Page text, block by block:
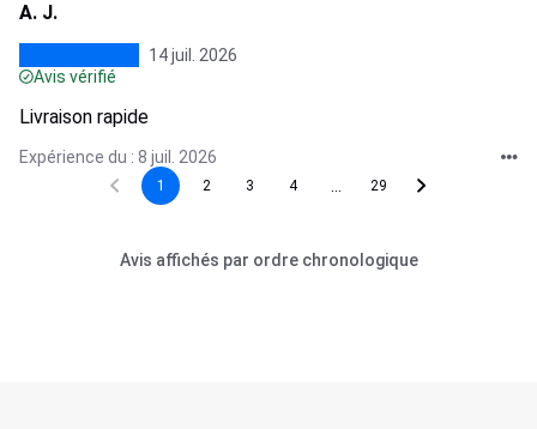
A. J.
14 juil. 2026
Avis vérifié
Livraison rapide
Expérience du : 8 juil. 2026
1 2 3 4 29
Avis affichés par ordre chronologique